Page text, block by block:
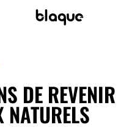
DE REVENIR
NATURELS